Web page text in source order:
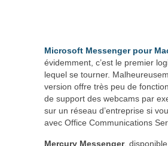
Microsoft Messenger pour
évidemment, c’est le premier
lequel se tourner.
version offre très peu de
de support des webcams par
sur un réseau d’entreprise si
avec Office Communications
Mercury Messenger,